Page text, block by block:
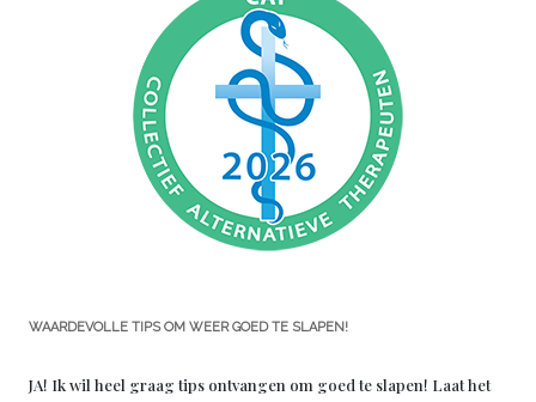
WAARDEVOLLE TIPS OM WEER GOED TE SLAPEN!
JA! Ik wil heel graag tips ontvangen om goed te slapen! Laat het